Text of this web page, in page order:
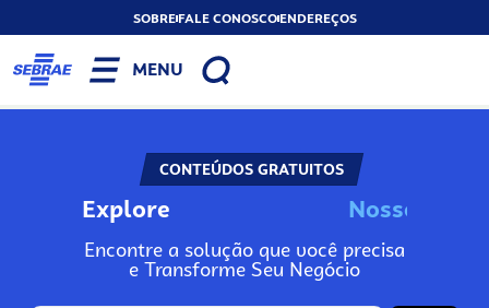
SOBREFALE CONOSCOENDEREÇOS
MENU
CONTEÚDOS GRATUITOS
Explore No
Encontre a solução que você precisa
e Transforme Seu Negócio